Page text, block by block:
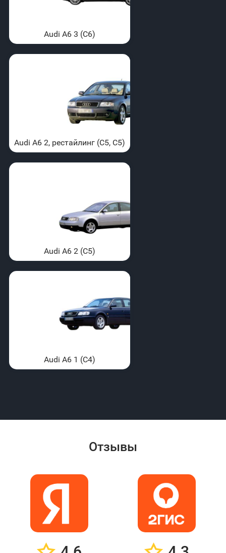
Audi A6 3 (C6)
Audi A6 2, рестайлинг (С5, C5)
Audi A6 2 (С5)
Audi A6 1 (C4)
Отзывы